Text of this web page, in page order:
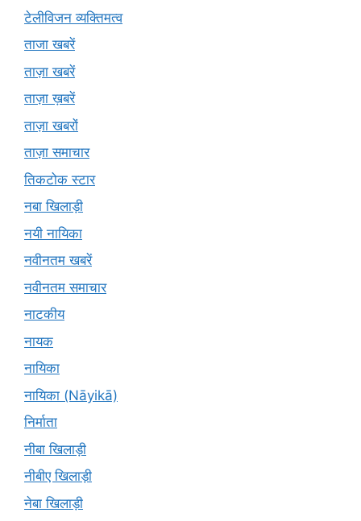
टेलीविजन व्यक्तिमत्व
ताजा खबरें
ताज़ा खबरें
ताज़ा ख़बरें
ताज़ा खबरों
ताज़ा समाचार
तिकटोक स्टार
नबा खिलाड़ी
नयी नायिका
नवीनतम खबरें
नवीनतम समाचार
नाटकीय
नायक
नायिका
नायिका (Nāyikā)
निर्माता
नीबा खिलाड़ी
नीबीए खिलाड़ी
नेबा खिलाड़ी